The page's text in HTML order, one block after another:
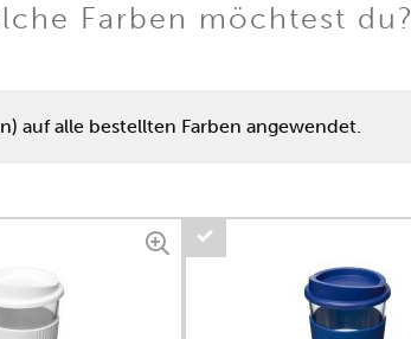
Farben möchtest du?
auf alle bestellten Farben angewendet.